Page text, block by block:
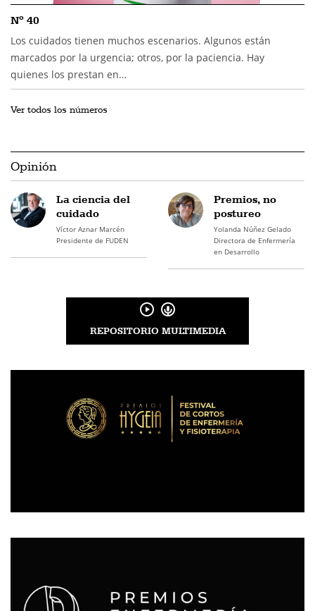
Nº 40
Los cuidados tienen muchos escenarios. Algunos están
marcados por la urgencia; otros, por la paciencia. Hay
quienes los prestan en…
Ver todos los números
Opinión
La ciencia del
cuidado
Víctor Aznar Marcén
Presidente de FUDEN
Premios, no
postureo
Yolanda Núñez Gelado
Directora de Enfermería
en Desarrollo
REPOSITORIO MULTIMEDIA